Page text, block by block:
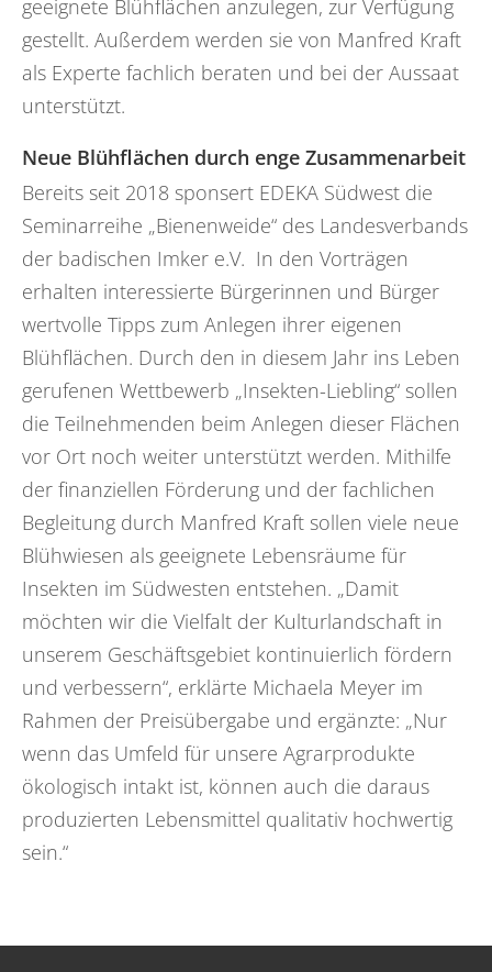
geeignete Blühflächen anzulegen, zur Verfügung
gestellt. Außerdem werden sie von Manfred Kraft
als Experte fachlich beraten und bei der Aussaat
unterstützt.
Neue Blühflächen durch enge Zusammenarbeit
Bereits seit 2018 sponsert EDEKA Südwest die
Seminarreihe „Bienenweide“ des Landesverbands
der badischen Imker e.V. In den Vorträgen
erhalten interessierte Bürgerinnen und Bürger
wertvolle Tipps zum Anlegen ihrer eigenen
Blühflächen. Durch den in diesem Jahr ins Leben
gerufenen Wettbewerb „Insekten-Liebling“ sollen
die Teilnehmenden beim Anlegen dieser Flächen
vor Ort noch weiter unterstützt werden. Mithilfe
der finanziellen Förderung und der fachlichen
Begleitung durch Manfred Kraft sollen viele neue
Blühwiesen als geeignete Lebensräume für
Insekten im Südwesten entstehen. „Damit
möchten wir die Vielfalt der Kulturlandschaft in
unserem Geschäftsgebiet kontinuierlich fördern
und verbessern“, erklärte Michaela Meyer im
Rahmen der Preisübergabe und ergänzte: „Nur
wenn das Umfeld für unsere Agrarprodukte
ökologisch intakt ist, können auch die daraus
produzierten Lebensmittel qualitativ hochwertig
sein.“